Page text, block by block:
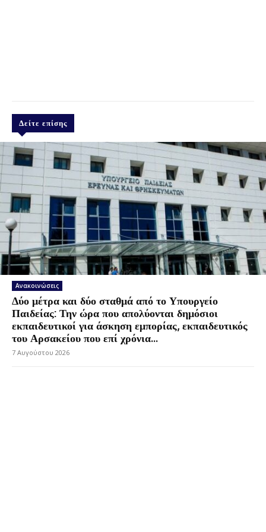
Δείτε επίσης
Ανακοινώσεις
Δύο μέτρα και δύο σταθμά από το Υπουργείο
Παιδείας: Την ώρα που απολύονται δημόσιοι
εκπαιδευτικοί για άσκηση εμπορίας, εκπαιδευτικός
του Αρσακείου που επί χρόνια...
7 Αυγούστου 2026